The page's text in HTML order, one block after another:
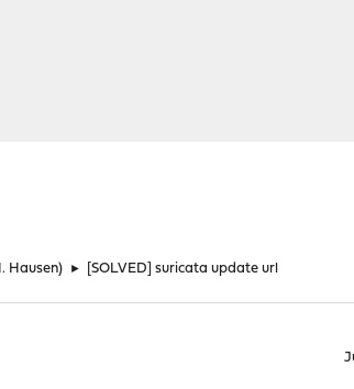
Hausen) ► [SOLVED] suricata update url